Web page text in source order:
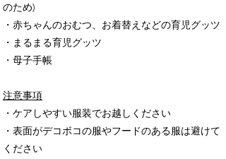
のため)
・赤ちゃんのおむつ、お着替えなどの育児グッツ
・まるまる育児グッツ
​・母子手帳
注意事項
・ケアしやすい服装でお越しください
・表面がデコボコの服やフードのある服は避けて
ください